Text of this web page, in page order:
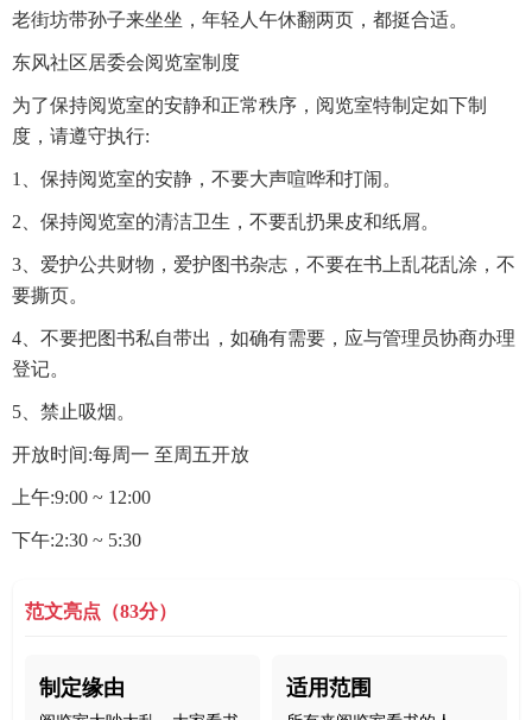
老街坊带孙子来坐坐，年轻人午休翻两页，都挺合适。
东风社区居委会阅览室制度
为了保持阅览室的安静和正常秩序，阅览室特制定如下制
度，请遵守执行:
1、保持阅览室的安静，不要大声喧哗和打闹。
2、保持阅览室的清洁卫生，不要乱扔果皮和纸屑。
3、爱护公共财物，爱护图书杂志，不要在书上乱花乱涂，不
要撕页。
4、不要把图书私自带出，如确有需要，应与管理员协商办理
登记。
5、禁止吸烟。
开放时间:每周一 至周五开放
上午:9:00 ~ 12:00
下午:2:30 ~ 5:30
范文亮点（83分）
制定缘由 适用范围